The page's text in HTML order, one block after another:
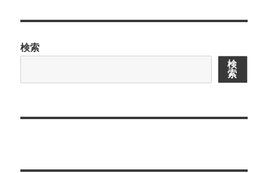
ー
シ
検索
検
索